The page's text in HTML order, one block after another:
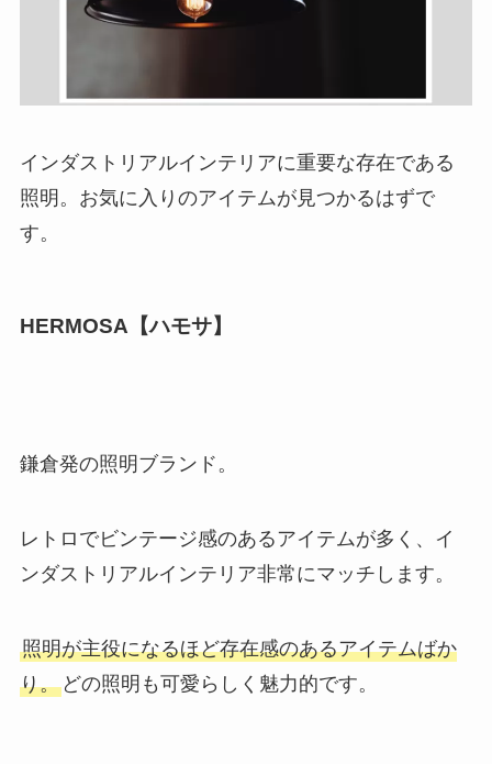
インダストリアルインテリアに重要な存在である
照明。お気に入りのアイテムが見つかるはずで
す。
HERMOSA【ハモサ】
鎌倉発の照明ブランド。
レトロでビンテージ感のあるアイテムが多く、イ
ンダストリアルインテリア非常にマッチします。
照明が主役になるほど存在感のあるアイテムばか
り。どの照明も可愛らしく魅力的です。